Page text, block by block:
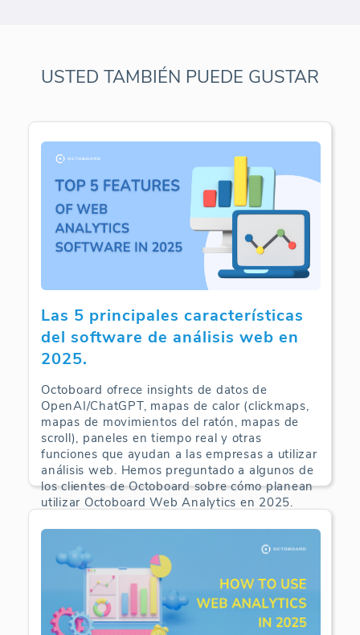
USTED TAMBIÉN PUEDE GUSTAR
Las 5 principales características
del software de análisis web en
2025.
Octoboard ofrece insights de datos de
OpenAI/ChatGPT, mapas de calor (clickmaps,
mapas de movimientos del ratón, mapas de
scroll), paneles en tiempo real y otras
funciones que ayudan a las empresas a utilizar
análisis web. Hemos preguntado a algunos de
los clientes de Octoboard sobre cómo planean
utilizar Octoboard Web Analytics en 2025.